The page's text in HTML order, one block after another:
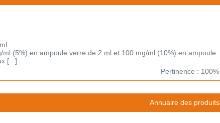
(5%) en ampoule verre de 2 ml et 100 mg/ml (10%) en ampoule
[...]
Pertinence : 100%
Annuaire des produits